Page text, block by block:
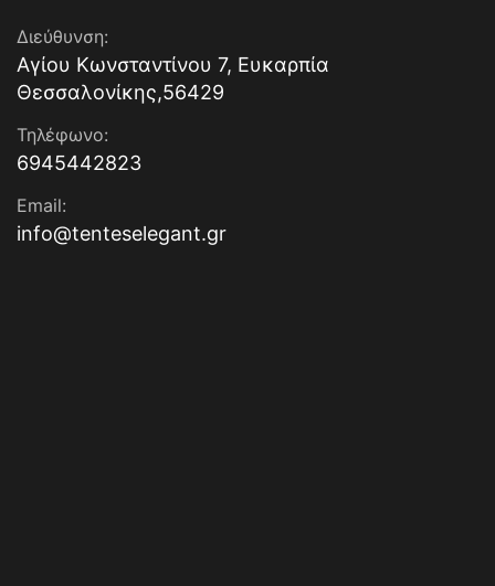
Διεύθυνση:
Αγίου Κωνσταντίνου 7, Ευκαρπία
Θεσσαλονίκης,56429
Τηλέφωνο:
6945442823
Email:
info@tenteselegant.gr